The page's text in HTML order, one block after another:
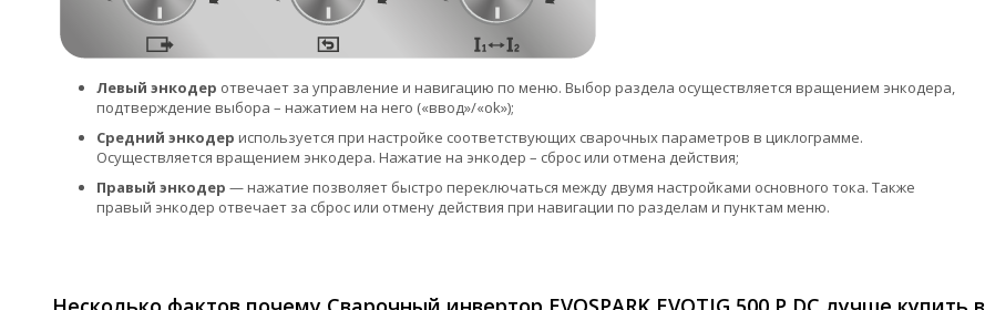
Левый энкодер отвечает за управление и навигацию по меню. Выбор раздела осуществляется вращением энкодера,
подтверждение выбора – нажатием на него («ввод»/«ok»);
Средний энкодер используется при настройке соответствующих сварочных параметров в циклограмме.
Осуществляется вращением энкодера. Нажатие на энкодер – сброс или отмена действия;
Правый энкодер — нажатие позволяет быстро переключаться между двумя настройками основного тока. Также
правый энкодер отвечает за сброс или отмену действия при навигации по разделам и пунктам меню.